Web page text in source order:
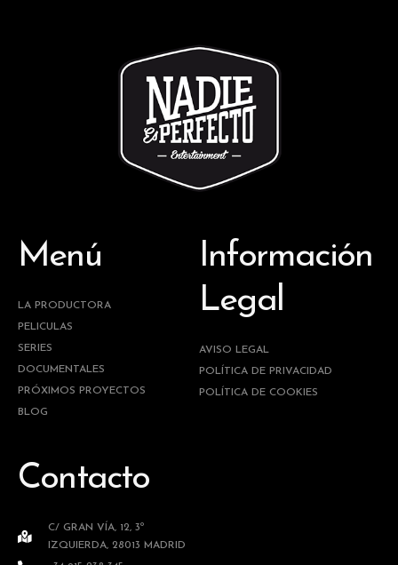
Menú
LA PRODUCTORA
PELICULAS
SERIES
DOCUMENTALES
PRÓXIMOS PROYECTOS
BLOG
Información
Legal
AVISO LEGAL
POLÍTICA DE PRIVACIDAD
POLÍTICA DE COOKIES
Contacto
C/ GRAN VÍA, 12, 3º
IZQUIERDA, 28013 MADRID